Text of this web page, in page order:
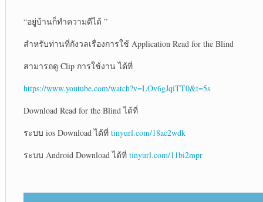
“อยู่บ้านก็ทำความดีได้ ”
สำหรับท่านที่กังวลเรื่องการใช้ Application Read for the Blind
สามารถดู Clip การใช้งาน ได้ที่
https://www.youtube.com/watch?v=LOv6gJqiTT0&t=5s
Download Read for the Blind ได้ที่
ระบบ ios Download ได้ที่ tinyurl.com/18ac2wdk
ระบบ Android Download ได้ที่ tinyurl.com/11bi2mpr